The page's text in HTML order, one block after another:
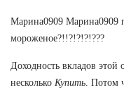
Марина0909 Марина0909
мороженое?!!?!?!?!???
Доходность вкладов
несколько Купить . Потом